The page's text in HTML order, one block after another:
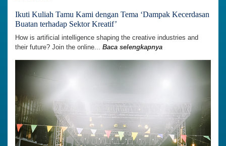
Ikuti Kuliah Tamu Kami dengan Tema ‘Dampak Kecerdasan
Buatan terhadap Sektor Kreatif’
How is artificial intelligence shaping the creative industries and
their future? Join the online... Baca selengkapnya